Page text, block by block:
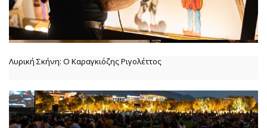
Λυρική Σκήνη: Ο Καραγκιόζης Ριγολέττος